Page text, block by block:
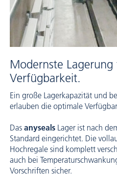
Modernste
Verfügbarkeit.
Ein große Lagerkapazität und
erlauben die optimale
Das anyseals Lager ist nach
Standard eingerichtet. Die
Hochregale sind komplett
auch bei
Vorschriften sicher.